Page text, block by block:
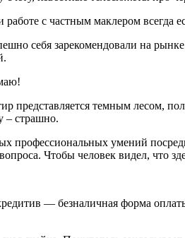
с частным маклером всегда
себя зарекомендовали на
представляется темным лесом,
– страшно.
профессиональных умений
Чтобы человек видел, что
— безналичная форма